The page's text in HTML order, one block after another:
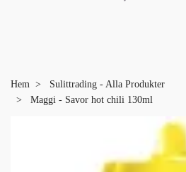
Hem
Sulittrading - Alla Produkter
Maggi - Savor hot chili 130ml